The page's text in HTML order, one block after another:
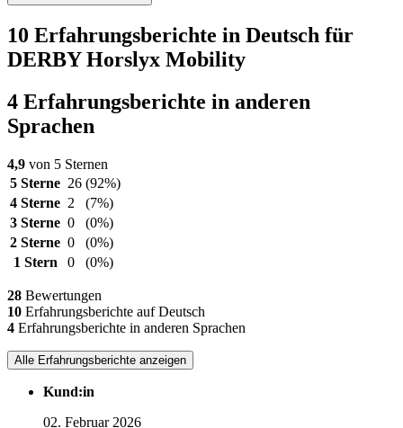
10 Erfahrungsberichte in Deutsch für
DERBY Horslyx Mobility
4 Erfahrungsberichte in anderen
Sprachen
4,9 von 5 Sternen
5 Sterne 26 (92%)
4 Sterne 2
(7%)
3 Sterne 0
(0%)
2 Sterne 0
(0%)
1 Stern
0 (0%)
28 Bewertungen
10 Erfahrungsberichte auf Deutsch
4 Erfahrungsberichte in anderen Sprachen
Alle Erfahrungsberichte anzeigen
Kund:in
02. Februar 2026